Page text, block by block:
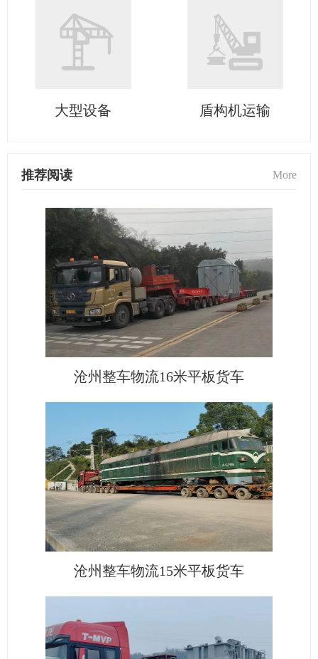
大型设备 盾构机运输
推荐阅读 More
沧州整车物流16米平板货车
沧州整车物流15米平板货车